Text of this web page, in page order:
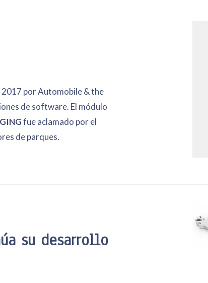
por Automobile & the
de software. El módulo
fue aclamado por el
de parques.
su desarrollo